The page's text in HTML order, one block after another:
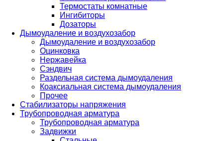
Термостаты комнатные
Ингибиторы
Дозаторы
Дымоудаление и воздухозабор
Дымоудаление и воздухозабор
Оцинковка
Нержавейка
Сэндвич
Раздельная система дымоудаления
Коаксиальная система дымоудаления
Прочее
Стабилизаторы напряжения
Трубопроводная арматура
Трубопроводная арматура
Задвижки